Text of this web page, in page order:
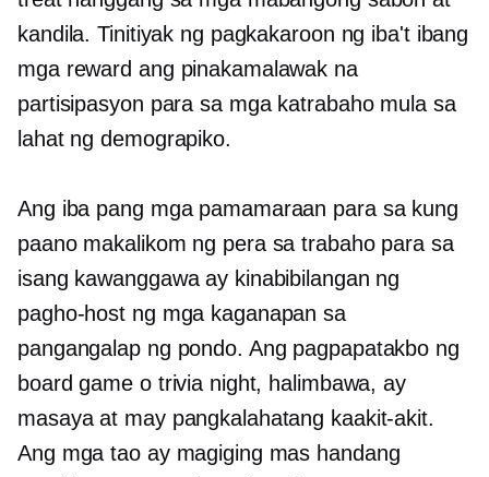
kandila. Tinitiyak ng pagkakaroon ng iba't ibang
mga reward ang pinakamalawak na
partisipasyon para sa mga katrabaho mula sa
lahat ng demograpiko.
Ang iba pang mga pamamaraan para sa kung
paano makalikom ng pera sa trabaho para sa
isang kawanggawa ay kinabibilangan ng
pagho-host ng mga kaganapan sa
pangangalap ng pondo. Ang pagpapatakbo ng
board game o trivia night, halimbawa, ay
masaya at may pangkalahatang kaakit-akit.
Ang mga tao ay magiging mas handang